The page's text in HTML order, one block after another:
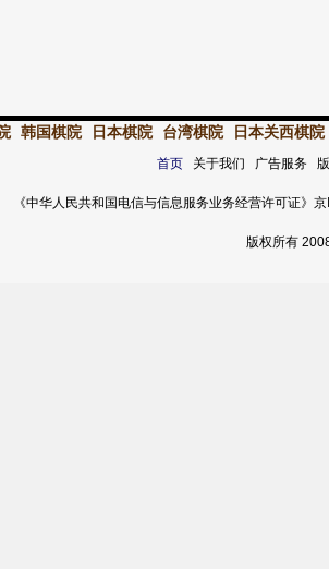
韩国棋院 日本棋院 台湾棋院 日本关西棋院
首页关于我们 广告服务
《中华人民共和国电信与信息服务业务经营许可证
版权所有